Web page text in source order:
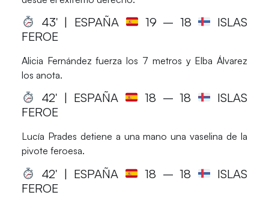
43′ | ESPAÑA 19 – 18
ISLAS
FEROE
Alicia Fernández fuerza los 7 metros y Elba Álvarez
los anota.
42′ | ESPAÑA 18 – 18
ISLAS
FEROE
Lucía Prades detiene a una mano una vaselina de la
pivote feroesa.
42′ | ESPAÑA 18 – 18
ISLAS
FEROE